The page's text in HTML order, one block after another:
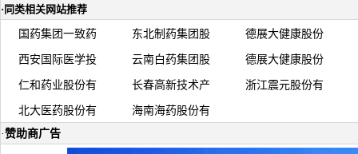
· 同类相关网站推荐
国药集团一致药 东北制药集团股 德展大健康股份
西安国际医学投 云南白药集团股 德展大健康股份
仁和药业股份有 长春高新技术产 浙江震元股份有
北大医药股份有
海南海药股份有
·赞助商广告